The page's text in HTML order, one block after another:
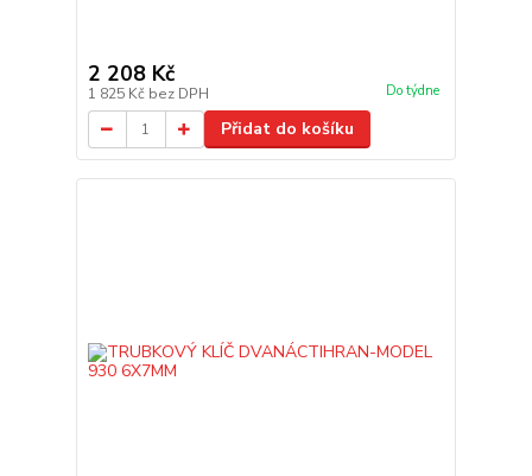
2 208 Kč
1 825 Kč bez DPH Do týdne
Přidat do košíku